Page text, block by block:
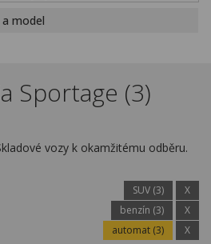
model
Sportage (3)
vozy k okamžitému odběru.
SUV (3)
X
benzín (3)
X
automat (3)
X